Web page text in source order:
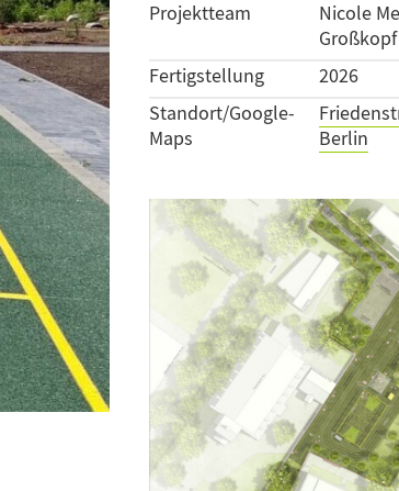
Projektteam
Nicole
Großkopf
Fertigstellung
2026
Standort/Google-
Maps
Berlin